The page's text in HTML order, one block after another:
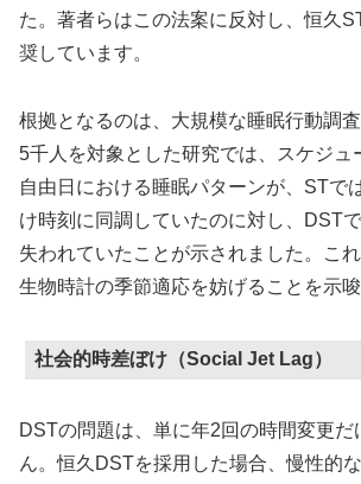
た。著者らはこの法案に反対し、恒久
奨しています。
根拠となるのは、大規模な睡眠行動調
5千人を対象とした研究では、スケジュ
自由日における睡眠パターンが、STで
け時刻に同調していたのに対し、DST
失われていたことが示されました。こ
生物時計の季節適応を妨げることを示唆
社会的時差ぼけ（Social Jet Lag）
DSTの問題は、単に年2回の時間変更だ
ん。恒久DSTを採用した場合、慢性的